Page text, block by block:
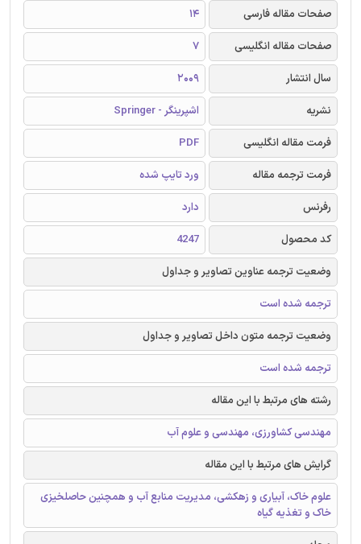
صفحات مقاله فارسی
14
صفحات مقاله انگلیسی
7
سال انتشار
2009
نشریه
اشپرینگر - Springer
فرمت مقاله انگلیسی
PDF
فرمت ترجمه مقاله
ورد تایپ شده
رفرنس
دارد
کد محصول
4247
وضعیت ترجمه عناوین تصاویر و جداول
ترجمه شده است
وضعیت ترجمه متون داخل تصاویر و جداول
ترجمه شده است
رشته های مرتبط با این مقاله
مهندسی کشاورزی، مهندسی و علوم آب
گرایش های مرتبط با این مقاله
علوم خاک، آبیاری و زهکشی، مدیریت منابع آب و همچنین حاصلخیزی
خاک و تغذیه گیاه